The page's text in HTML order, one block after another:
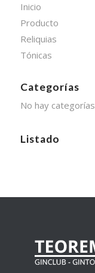
Inicio
Producto
Reliquias
Tónicas
Categorías
No hay categorías
Listado